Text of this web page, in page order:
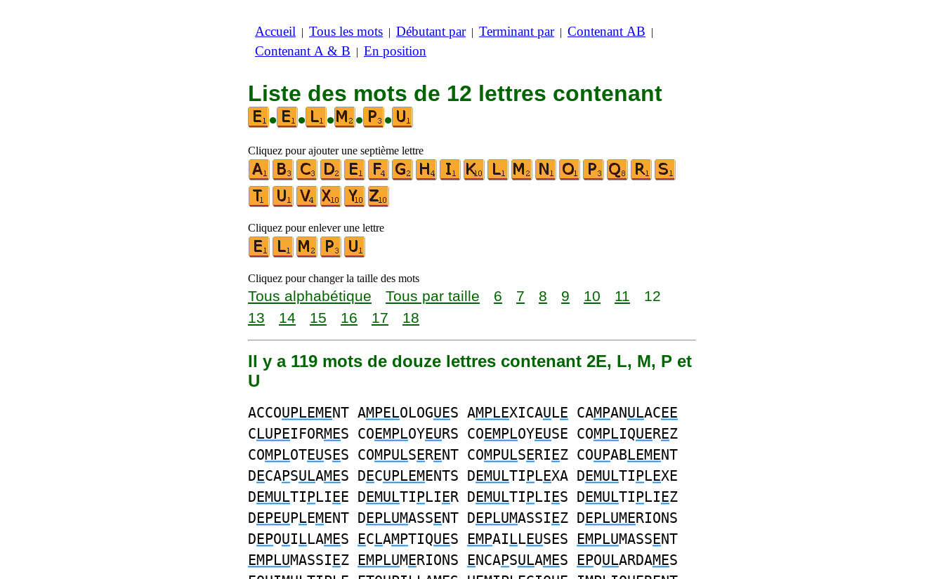
Accueil | Tous les mots | Débutant par| Terminant par| Contenant AB |
Contenant A & B | En position
Liste des mots de 12 lettres contenant
•
• • • •
Cliquez pour ajouter une septième lettre
Cliquez pour enlever une lettre
Cliquez pour changer la taille des mots
Tous alphabétique Tous par taille 6 7 8 9 10 11
12
13
14 15 16 17 18
Il y a 119 mots de douze lettres contenant 2E, L, M, P et
U
ACCOUPLEMENT AMPELOLOGUES AMPLEXICAULE CAMPANULACEE
CLUPEIFORMES COEMPLOYEURS COEMPLOYEUSE COMPLIQUEREZ
COMPLOTEUSES COMPULSERENT COMPULSERIEZ COUPABLEMENT
DECAPSULAMES DECUPLEMENTS DEMULTIPLEXA DEMULTIPLEXE
DEMULTIPLIEE DEMULTIPLIER DEMULTIPLIES DEMULTIPLIEZ
DEPEUPLEMENT DEPLUMASSENT DEPLUMASSIEZ DEPLUMERIONS
DEPOUILLAMES ECLAMPTIQUES EMPAILLEUSES EMPLUMASSENT
EMPLUMASSIEZ EMPLUMERIONS ENCAPSULAMES EPOULARDAMES